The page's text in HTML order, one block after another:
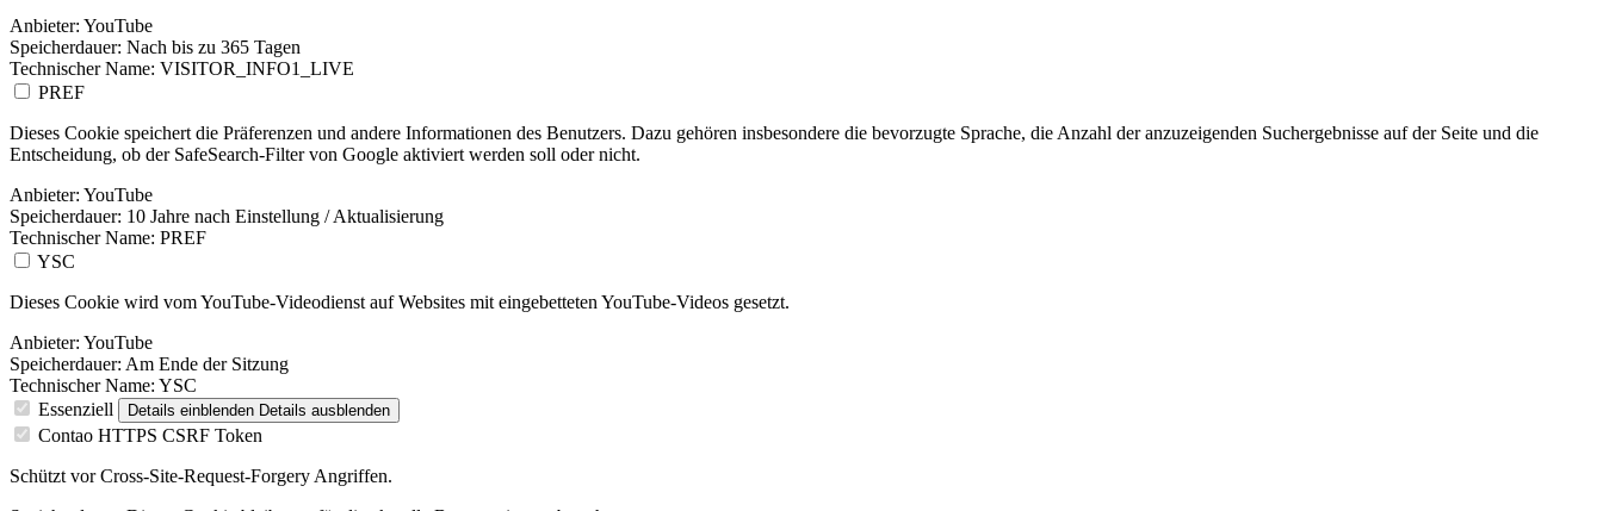
Anbieter: YouTube
Speicherdauer: Nach bis zu 365 Tagen
Technischer Name: VISITOR_INFO1_LIVE
PREF
Dieses Cookie speichert die Präferenzen und andere Informationen des Benutzers. Dazu gehören insbesondere die bevorzugte Sprache, die Anzahl der anzuzeigenden Suchergebnisse auf der Seite und die
Entscheidung, ob der SafeSearch-Filter von Google aktiviert werden soll oder nicht.
Anbieter: YouTube
Speicherdauer: 10 Jahre nach Einstellung / Aktualisierung
Technischer Name: PREF
YSC
Dieses Cookie wird vom YouTube-Videodienst auf Websites mit eingebetteten YouTube-Videos gesetzt.
Anbieter: YouTube
Speicherdauer: Am Ende der Sitzung
Technischer Name: YSC
Essenziell
Details einblenden Details ausblenden
Contao HTTPS CSRF Token
Schützt vor Cross-Site-Request-Forgery Angriffen.